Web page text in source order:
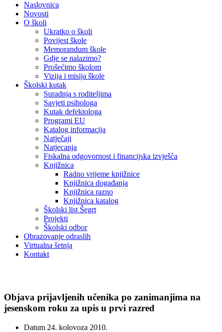
Naslovnica
Novosti
O školi
Ukratko o školi
Povijest škole
Memorandum škole
Gdje se nalazimo?
Prošećimo školom
Vizija i misija škole
Školski kutak
Suradnja s roditeljima
Savjeti psihologa
Kutak defektologa
Programi EU
Katalog informacija
Natječaji
Natjecanja
Fiskalna odgovornost i financijska izvješća
Knjižnica
Radno vrijeme knjižnice
Knjižnica događanja
Knjižnica razno
Knjižnica katalog
Školski list Šegrt
Projekti
Školski odbor
Obrazovanje odraslih
Virtualna šetnja
Kontakt
Objava prijavljenih učenika po zanimanjima na
jesenskom roku za upis u prvi razred
Datum 24. kolovoza 2010.